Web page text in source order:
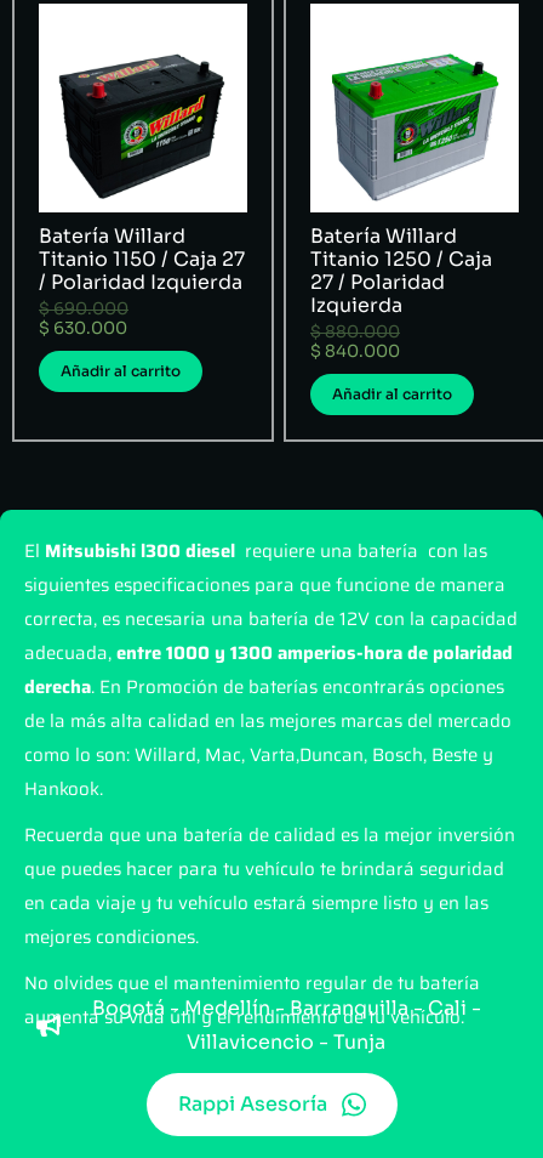
Batería Willard
Titanio 1150 / Caja 27
/ Polaridad Izquierda
$690.000
$ 630.000
Añadir al carrito
Batería Willard
Titanio 1250 / Caja
27 / Polaridad
Izquierda
$880.000
$ 840.000
Añadir al carrito
El Mitsubishi l300 diesel requiere una batería con las
siguientes especificaciones para que funcione de manera
correcta, es necesaria una batería de 12V con la capacidad
adecuada,entre 1000 y 1300 amperios-hora de polaridad
derecha. En Promoción de baterías encontrarás opciones
de la más alta calidad en las mejores marcas del mercado
como lo son: Willard, Mac, Varta,Duncan, Bosch, Beste y
Hankook.
Recuerda que una batería de calidad es la mejor inversión
que puedes hacer para tu vehículo te brindará seguridad
en cada viaje y tu vehículo estará siempre listo y en las
mejores condiciones.
No olvides que el mantenimiento regular de tu batería
aumenta su vida útil y el rendimiento de tu vehículo.
Rappi Asesoría
Bogotá - Medellín - Barranquilla - Cali -
Villavicencio - Tunja